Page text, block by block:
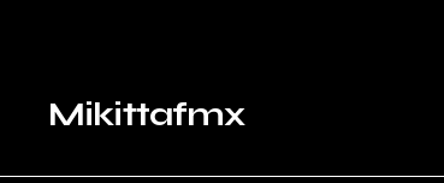
Mikittafmx